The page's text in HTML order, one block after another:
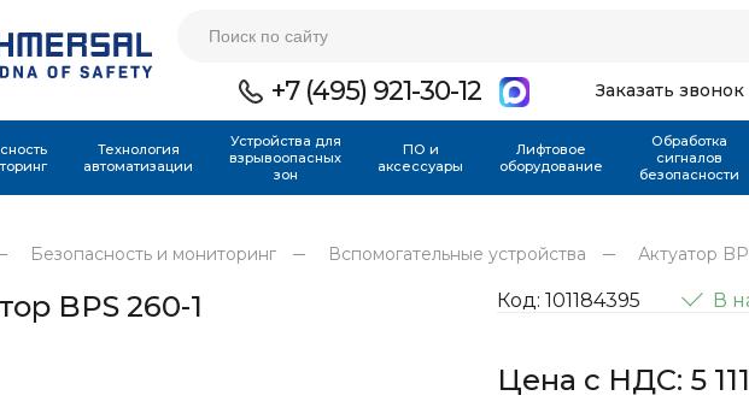
+7 (495) 921-30-12 Заказать звонок
Технология
автоматизации
Устройства для
взрывоопасных
зон
ПО и
аксессуары
Лифтовое
оборудование
Обработка
сигналов
безопасности
Безопасность и мониторинг Вспомогательные устройства Актуатор
BPS 260-1 Код: 101184395 В
Цена с НДС: 5